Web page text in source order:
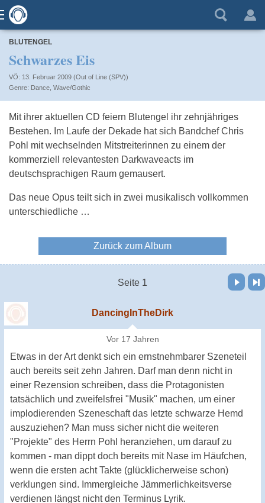
BLUTENGEL
Schwarzes Eis
VÖ: 13. Februar 2009 (Out of Line (SPV))
Dance Wave/Gothic
Mit ihrer aktuellen CD feiern Blutengel ihr zehnjähriges
Bestehen. Im Laufe der Dekade hat sich Bandchef Chris
Pohl mit wechselnden Mitstreiterinnen zu einem der
kommerziell relevantesten Darkwaveacts im
deutschsprachigen Raum gemausert.
Das neue Opus teilt sich in zwei musikalisch vollkommen
unterschiedliche …
Zurück zum Album
Seite 1
Vor Letzte Seite
DancingInTheDirk
Vor 17 Jahren
Etwas in der Art denkt sich ein ernstnehmbarer Szeneteil
auch bereits seit zehn Jahren. Darf man denn nicht in
einer Rezension schreiben, dass die Protagonisten
tatsächlich und zweifelsfrei "Musik" machen, um einer
implodierenden Szeneschaft das letzte schwarze Hemd
auszuziehen? Man muss sicher nicht die weiteren
"Projekte" des Herrn Pohl heranziehen, um darauf zu
kommen - man dippt doch bereits mit Nase im Häufchen,
wenn die ersten acht Takte (glücklicherweise schon)
verklungen sind. Immergleiche Jämmerlichkeitsverse
verdienen längst nicht den Terminus Lyrik.